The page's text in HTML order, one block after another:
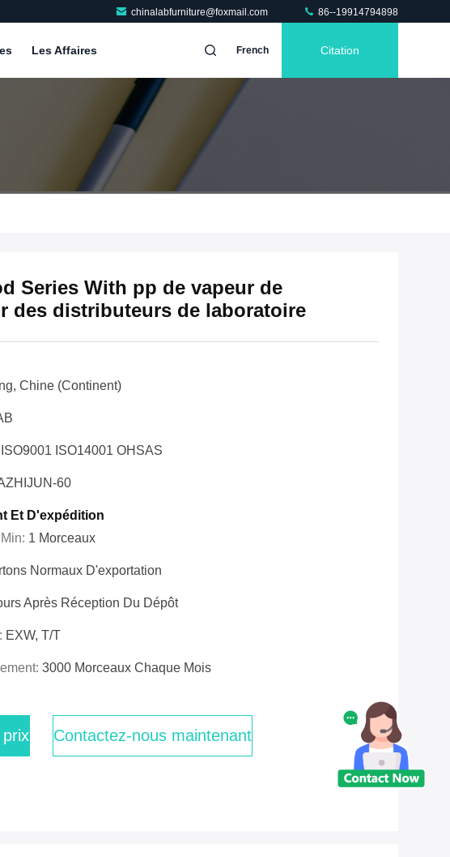
chinalabfurniture@foxmail.com 86--19914794898
Les Affaires French Citation
Series With pp de vapeur de
des distributeurs de laboratoire
Chine (continent)
ISO14001 OHSAS
60
Et D'expédition
1 Morceaux
Normaux D'exportation
Après Réception Du Dépôt
EXW, T/T
3000 Morceaux Chaque Mois
Contactez-nous maintenant